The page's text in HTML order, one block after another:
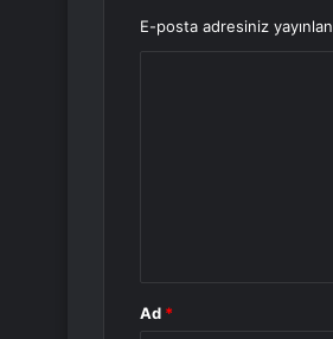
E-posta adresiniz
Ad *